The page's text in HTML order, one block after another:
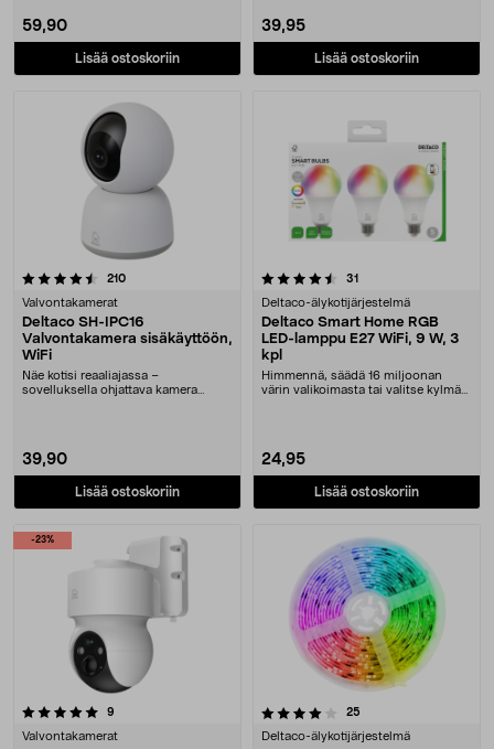
59,90
Lisää ostoskoriin
39,95
Lisää ostoskoriin
210arvostelut
Valvontakamerat
Deltaco SH-IPC16
Valvontakamera sisäkäyttöön,
WiFi
Näe kotisi reaaliajassa –
sovelluksella ohjattava kamera
39,90
Lisää ostoskoriin
4.5 viidestä tähdestä 31
Deltaco-älykotijärjestelmä
Deltaco Smart Home RGB
LED-lamppu E27 WiFi, 9 W, 3
kpl
Himmennä, säädä 16 miljoonan
värin valikoimasta tai valitse kylmän
24,95
Lisää ostoskoriin
-23%
9
Valvontakamerat
4.0 viidestä tähdestä 25
Deltaco-älykotijärjestelmä